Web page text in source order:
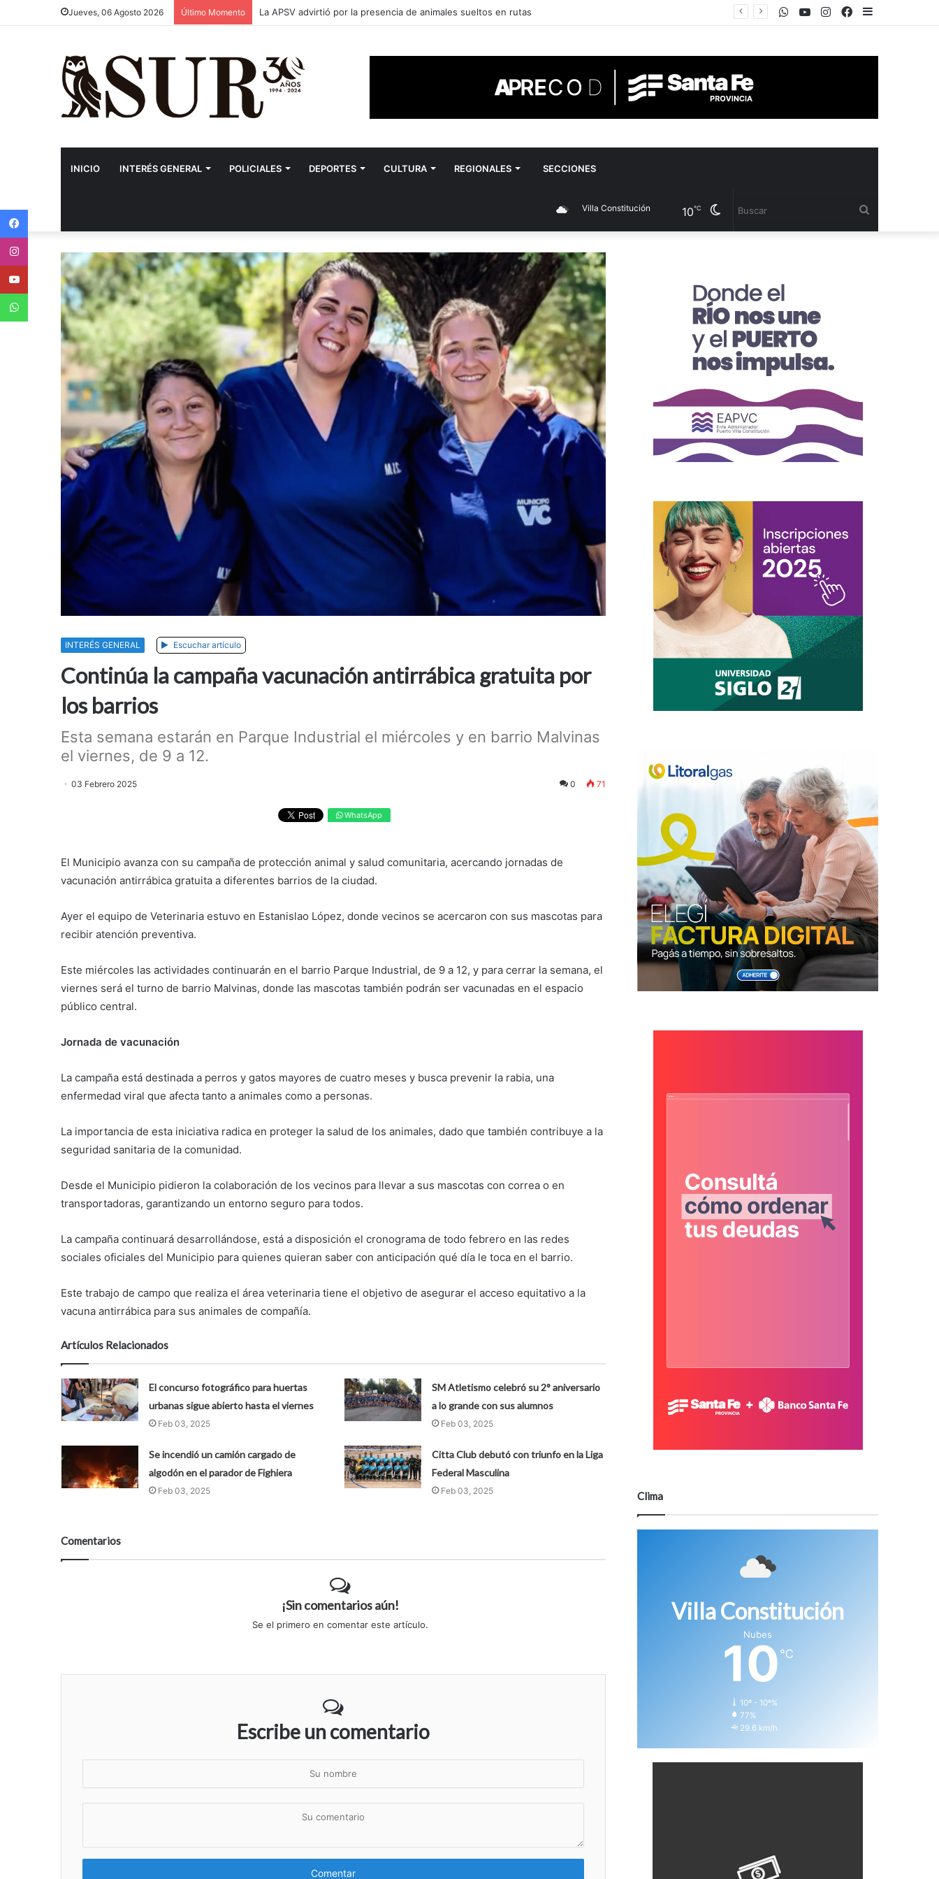
Jueves, 06 Agosto 2026 Último Momento La APSV advirtió por la presencia de animales sueltos en rutas Facebook
Instagram
Youtube
WhatsApp
INICIO INTERÉS GENERAL POLICIALES DEPORTES CULTURA REGIONALES SECCIONES
Cambiar
Villa Constitución 10℃
INTERÉS GENERAL Escuchar artículo
Continúa la campaña vacunación antirrábica gratuita por
los barrios
Esta semana estarán en Parque Industrial el miércoles y en barrio Malvinas
el viernes, de 9 a 12.
03 Febrero 2025 0 71
WhatsApp
El Municipio avanza con su campaña de protección animal y salud comunitaria, acercando jornadas de
vacunación antirrábica gratuita a diferentes barrios de la ciudad.
Ayer el equipo de Veterinaria estuvo en Estanislao López, donde vecinos se acercaron con sus mascotas para
recibir atención preventiva.
Este miércoles las actividades continuarán en el barrio Parque Industrial, de 9 a 12, y para cerrar la semana, el
viernes será el turno de barrio Malvinas, donde las mascotas también podrán ser vacunadas en el espacio
público central.
Jornada de vacunación
La campaña está destinada a perros y gatos mayores de cuatro meses y busca prevenir la rabia, una
enfermedad viral que afecta tanto a animales como a personas.
La importancia de esta iniciativa radica en proteger la salud de los animales, dado que también contribuye a la
seguridad sanitaria de la comunidad.
Desde el Municipio pidieron la colaboración de los vecinos para llevar a sus mascotas con correa o en
transportadoras, garantizando un entorno seguro para todos.
La campaña continuará desarrollándose, está a disposición el cronograma de todo febrero en las redes
sociales oficiales del Municipio para quienes quieran saber con anticipación qué día le toca en el barrio.
Este trabajo de campo que realiza el área veterinaria tiene el objetivo de asegurar el acceso equitativo a la
vacuna antirrábica para sus animales de compañía.
Artículos Relacionados
El concurso fotográfico para huertas
urbanas sigue abierto hasta el viernes
Feb 03, 2025
SM Atletismo celebró su 2° aniversario
a lo grande con sus alumnos
Feb 03, 2025
Se incendió un camión cargado de
algodón en el parador de Fighiera
Feb 03, 2025
Citta Club debutó con triunfo en la Liga
Federal Masculina
Feb 03, 2025
Comentarios
¡Sin comentarios aún!
Se el primero en comentar este artículo.
Escribe un comentario
Clima
Villa Constitución
Nubes
10 ℃
10º - 10º%
77%
29.6 km/h
Youtube
WhatsApp